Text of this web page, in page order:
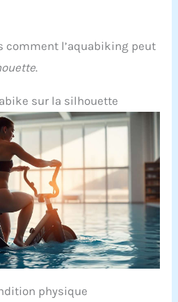
comment l’aquabiking peut
.
sur la silhouette
physique